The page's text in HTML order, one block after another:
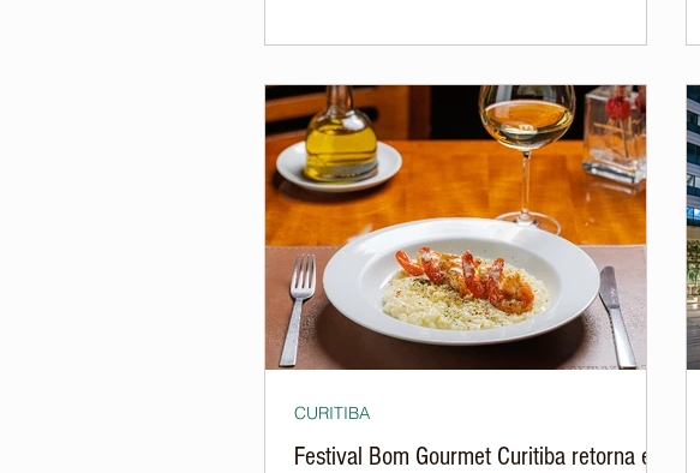
Festival Bom Gourmet Curitiba retorna em
CURITIBA